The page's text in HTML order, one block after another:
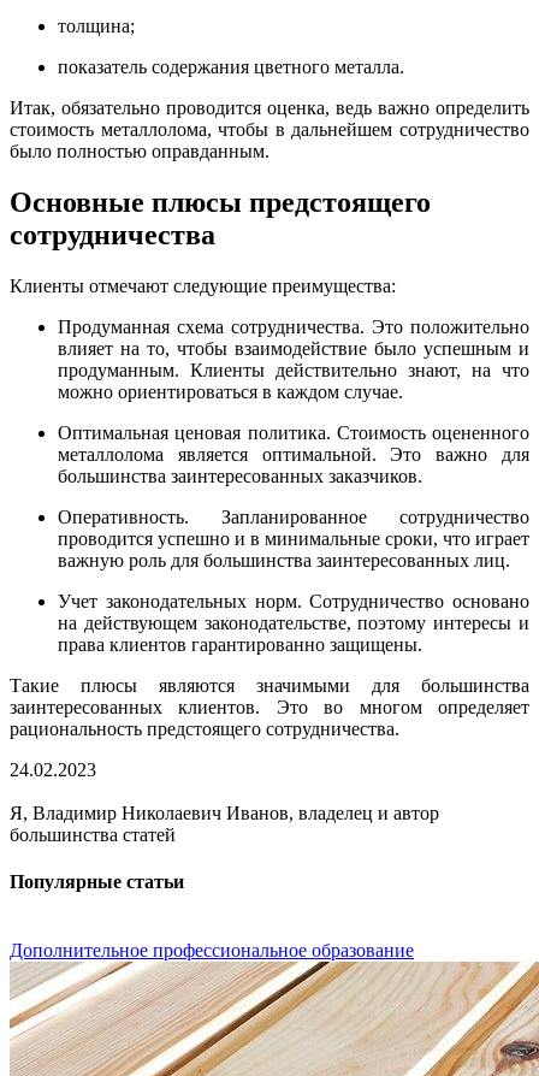
толщина;
показатель содержания цветного металла.
Итак, обязательно проводится оценка, ведь важно определить
стоимость металлолома, чтобы в дальнейшем сотрудничество
было полностью оправданным.
Основные плюсы предстоящего
сотрудничества
Клиенты отмечают следующие преимущества:
Продуманная схема сотрудничества. Это положительно
влияет на то, чтобы взаимодействие было успешным и
продуманным. Клиенты действительно знают, на что
можно ориентироваться в каждом случае.
Оптимальная ценовая политика. Стоимость оцененного
металлолома является оптимальной. Это важно для
большинства заинтересованных заказчиков.
Оперативность. Запланированное сотрудничество
проводится успешно и в минимальные сроки, что играет
важную роль для большинства заинтересованных лиц.
Учет законодательных норм. Сотрудничество основано
на действующем законодательстве, поэтому интересы и
права клиентов гарантированно защищены.
Такие плюсы являются значимыми для большинства
заинтересованных клиентов. Это во многом определяет
рациональность предстоящего сотрудничества.
24.02.2023
Я, Владимир Николаевич Иванов, владелец и автор
большинства статей
Популярные статьи
Дополнительное профессиональное образование